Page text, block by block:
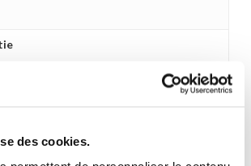
des cookies.